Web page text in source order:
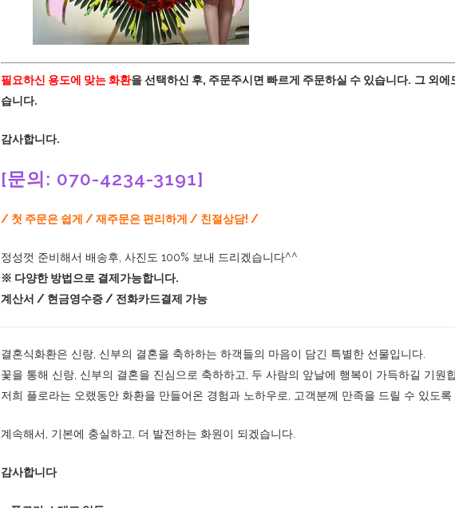
필요하신 용도에 맞는 화환을 선택하신 후, 주문주시면 빠르게 주문하실 수 있습니다. 그 외에
습니다.
감사합니다.
[문의: 070-4234-3191]
/ 첫 주문은 쉽게 / 재주문은 편리하게 / 친절상담! /
정성껏 준비해서 배송후, 사진도 100% 보내 드리겠습니다^^
※ 다양한 방법으로 결제가능합니다.
계산서 / 현금영수증 / 전화카드결제 가능
결혼식화환은 신랑, 신부의 결혼을 축하하는 하객들의 마음이 담긴 특별한 선물입니다.
꽃을 통해 신랑, 신부의 결혼을 진심으로 축하하고, 두 사람의 앞날에 행복이 가득하길 기원
저희 플로라는 오랬동안 화환을 만들어온 경험과 노하우로, 고객분께 만족을 드릴 수 있도
계속해서, 기본에 충실하고, 더 발전하는 화원이 되겠습니다.
감사합니다